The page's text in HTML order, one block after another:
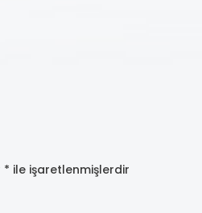
* ile işaretlenmişlerdir